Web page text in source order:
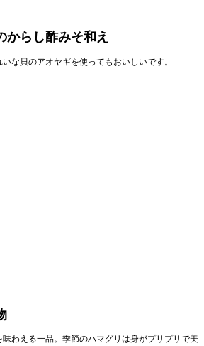
からし酢みそ和え
な貝のアオヤギを使ってもおいしいです。
わえる一品。季節のハマグリは身がプリプリで美